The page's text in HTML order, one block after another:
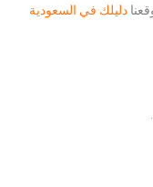
دليلك في السعودية